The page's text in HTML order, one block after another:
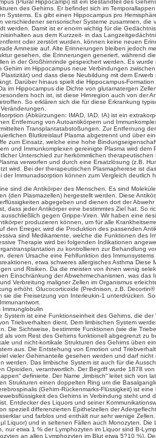
des Gehirns. Er befindet sich im
Systems. Es gibt einen Hippocampus pro
verschiedener sensorischer Systeme zusammen, die
werden. Damit ist er enorm wichtig für die
aus dem Kurzzeit- in das
oder zerstört wurden, können keine neuen
Amnesie auf. Alte Erinnerungen bleiben jedoch
gesehen, die Erinnerungen generiert, während
in der Großhirnrinde gespeichert werden. Es wurde
Gehirn im Hippocampus neue Verbindungen
und dass diese Neubildung mit dem
Darüber hinaus spielt die Hippocampus-
im Hippocampus die Dichte von glutamatergen
hoch ist, ist diese Hirnregion auch von der
So erklären sich die für diese Erkrankung
(Abkürzungen: IMAD, IAD, IA) ist ein
Entfernung von Autoantikörpern und
Transplantatabstoßungen. Zur Entfernung
Blutkreislauf Plasma abgetrennt und über
zum Einsatz, welche eine hohe
und Immunkomplexen gereinigte Plasma wird dem
Unterschied zur herkömmlichen
verworfen und durch eine Ersatzlösung (z.B.
wird. Bei der therapeutischen Plasmapherese ist
der Immunadsorption können zum Vergleich deutlich
sind die Antikörper des Menschen. Es sind
(den Plasmazellen) hergestellt werden. Diese
abgegeben und dienen dort der
dass jeder Antikörper eine bestimmtes Ziel hat. So
gegen Grippe-Viren. Wir haben eine
produzieren können, um für alle
den Erreger, wird die Produktion des passenden
sind Medikamente, welche die Funktionen des
Therapie wird bei folgenden Indikationen
zu kontrollieren zur Behandlung
deren Ursache eine Fehlfunktion des
etwa schweres allergisches Asthma Diese
und Risiken. Da die meisten von ihnen wenig
Einschränkung der Abwehrmechanismen, was das
Verbreitung maligner Zellen im Organismus
erhöht. Glucocorticoide (Prednison, z.B.
sie die Freisetzung von Interleukin-1 unterdrücken.
Immunglobulin
System ist eine Funktionseinheit des Gehirns, die
Triebverhalten dient. Dem limbischen System
Die Sichtweise, bestimmte Funktionen (wie die
als vom Rest des Gehirns funktionell abgegrenzt zu
und nicht-kortikale Strukturen des Gehirns üben
aus. Die Entstehung von Emotion und
vieler Gehirnanteile gesehen werden und darf nicht
werden. Das limbische System ist auch für die
Opioiden, verantwortlich. Der Begriff wurde 1878
definierte. Der Name „limbisch“ leitet sich von
Strukturen einen doppelten Ring um die
(Gehirn-Rückenmarks-Flüssigkeit) ist
des Gehirns in Verbindung steht und
Entdecker des Liquors und seiner
speziell differenzierten Epithelzellen der
und farblos und enthält nur sehr wenige
Liquor) und in seltenen Fällen auch Monozyten. Die
nur etwa 1 % der Lymphozyten im Liquor sind B-
an allen Lymphozyten im Blut etwa 5?10 %).